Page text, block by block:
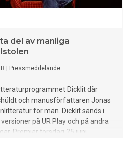
del av manliga
Pressmeddelande
Dicklit där
och manusförfattaren Jonas
för män. Dicklit sänds i
på UR Play och på andra
Premiär torsdag 25 juni.